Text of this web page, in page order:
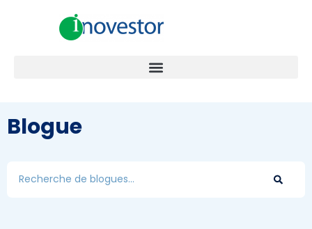
Blogue